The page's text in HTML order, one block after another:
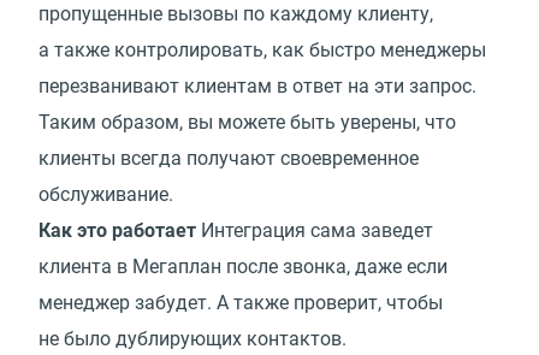
пропущенные вызовы по каждому клиенту,
а также контролировать, как быстро менеджеры
перезванивают клиентам в ответ на эти запрос.
Таким образом, вы можете быть уверены, что
клиенты всегда получают своевременное
обслуживание.
Как это работает Интеграция сама заведет
клиента в Мегаплан после звонка, даже если
менеджер забудет. А также проверит, чтобы
не было дублирующих контактов.